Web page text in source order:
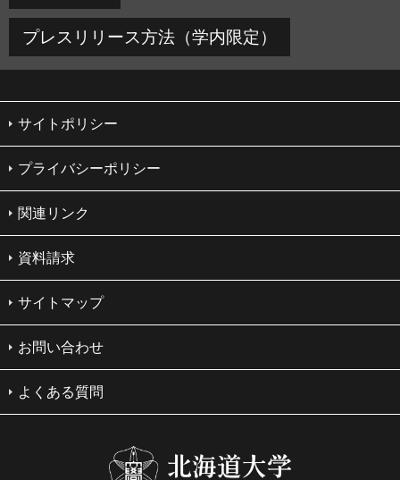
プレスリリース方法（学内限定）
サイトポリシー
プライバシーポリシー
関連リンク
資料請求
サイトマップ
お問い合わせ
よくある質問